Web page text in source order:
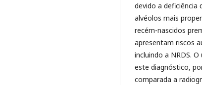
devido a deficiência
alvéolos mais
recém-nascidos
apresentam riscos
incluindo a NRDS.
este diagnóstico,
comparada a